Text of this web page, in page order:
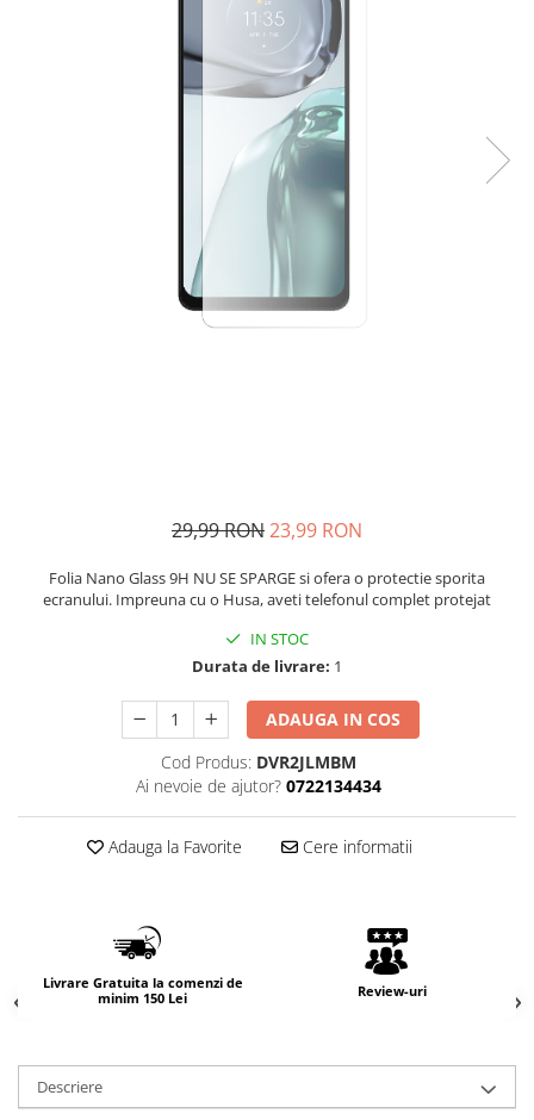
29,99 RON23,99 RON
Folia Nano Glass 9H NU SE SPARGE si ofera o protectie sporita
ecranului. Impreuna cu o Husa, aveti telefonul complet protejat
IN STOC
Durata de livrare: 1
ADAUGA IN COS
Cod Produs: DVR2JLMBM
Ai nevoie de ajutor? 0722134434
Adauga la Favorite Cere informatii
Livrare Gratuita la comenzi de
minim 150 Lei
Review-uri
Descriere